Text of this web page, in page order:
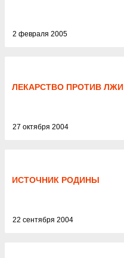
2 февраля 2005
ЛЕКАРСТВО ПРОТИВ ЛЖИ
27 октября 2004
ИСТОЧНИК РОДИНЫ
22 сентября 2004